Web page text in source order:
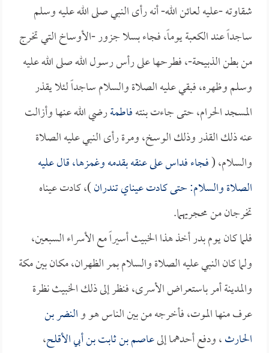
شقاوته -عليه لعائن الله- أنه رأى النبي صلى الله عليه وسلم
ساجداً عند الكعبة يوماً، فجاء بسلا جزور -الأوساخ التي تخرج
من بطن الذبيحة-، فطرحها على رأس رسول الله صلى الله عليه
وسلم وظهره، فبقي عليه الصلاة والسلام ساجداً لئلا يقذر
المسجد الحرام، حتى جاءت بنتهفاطمةرضي الله عنها وأزالت
عنه ذلك القذر وذلك الوسخ، ومرة رأى النبي عليه الصلاة
والسلام، (فجاء فداس على عنقه بقدمه وغمزها، قال عليه
الصلاة والسلام: حتى كادت عيناي تندران)، كادت عيناه
تخرجان من محجريهما.
فلما كان يوم بدر أخذ هذا الخبيث أسيراً مع الأسراء السبعين،
ولما كان النبي عليه الصلاة والسلام بمر الظهران، مكان بين مكة
والمدينة أمر باستعراض الأسرى، فنظر إلى ذلك الخبيث نظرة
عرف منها الموت، فأخرجه من بين الناس هو والنضر بن
الحارث، ودفع أحدهما إلىعاصم بن ثابت بن أبي الأقلح،